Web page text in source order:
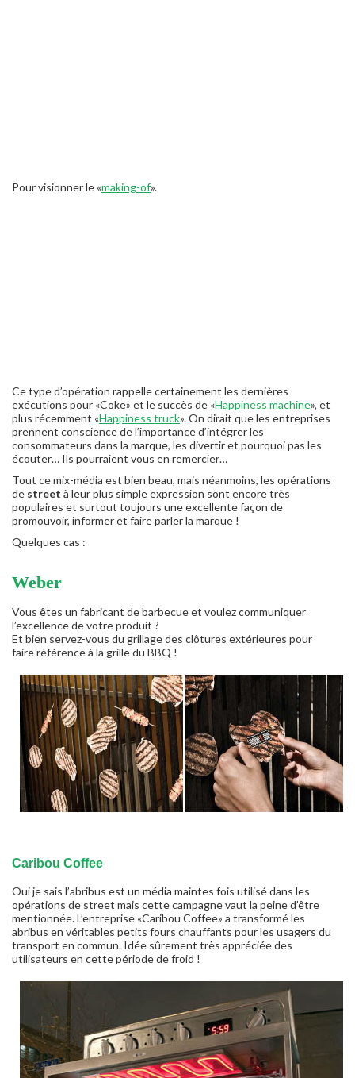
Pour visionner le «making-of».
Ce type d’opération rappelle certainement les dernières
exécutions pour «Coke» et le succès de «Happiness machine», et
plus récemment «Happiness truck». On dirait que les entreprises
prennent conscience de l’importance d’intégrer les
consommateurs dans la marque, les divertir et pourquoi pas les
écouter… Ils pourraient vous en remercier…
Tout ce mix-média est bien beau, mais néanmoins, les opérations
de street à leur plus simple expression sont encore très
populaires et surtout toujours une excellente façon de
promouvoir, informer et faire parler la marque !
Quelques cas :
Weber
Vous êtes un fabricant de barbecue et voulez communiquer
l’excellence de votre produit ?
Et bien servez-vous du grillage des clôtures extérieures pour
faire référence à la grille du BBQ !
Caribou Coffee
Oui je sais l’abribus est un média maintes fois utilisé dans les
opérations de street mais cette campagne vaut la peine d’être
mentionnée. L’entreprise «Caribou Coffee» a transformé les
abribus en véritables petits fours chauffants pour les usagers du
transport en commun. Idée sûrement très appréciée des
utilisateurs en cette période de froid !